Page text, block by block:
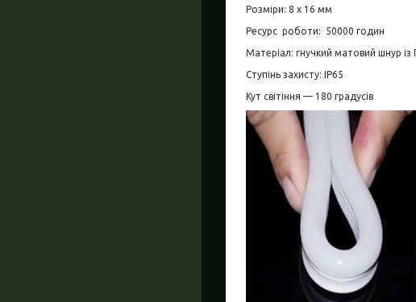
Розміри: 8 х 16 мм
Ресурс роботи: 50000 годин
Матеріал: гнучкий матовий шнур із
Ступінь захисту: IP65
Кут світіння — 180 градусів